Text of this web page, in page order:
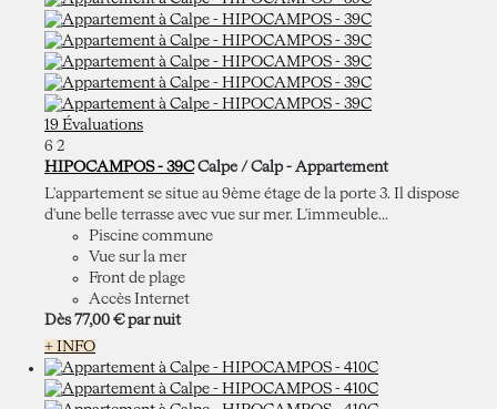
19 Évaluations
6 2
HIPOCAMPOS - 39C Calpe / Calp - Appartement
L'appartement se situe au 9ème étage de la porte 3. Il dispose
d'une belle terrasse avec vue sur mer. L'immeuble...
Piscine commune
Vue sur la mer
Front de plage
Accès Internet
Dès 77,00 € par nuit
+ INFO